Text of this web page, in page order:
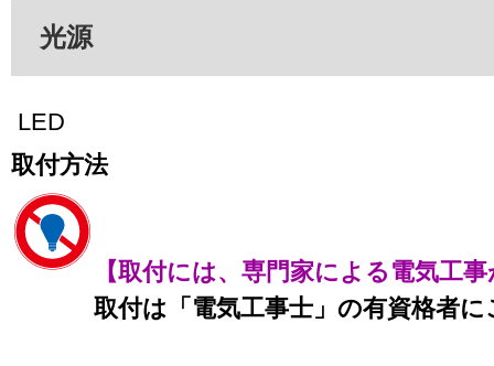
光源
LED
取付方法
【取付には、専門家による電気工
取付は「電気工事士」の有資格者